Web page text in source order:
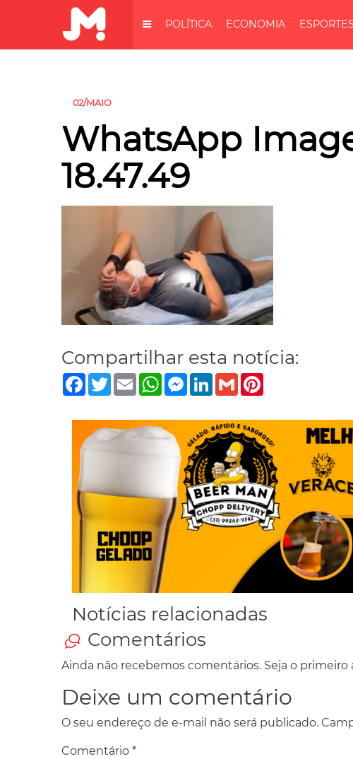
POLÍTICA ECONOMIA ESPORTES
02/MAIO
WhatsApp
18.47.49
Compartilhar esta notícia:
Facebook
TwitterEmailWhatsApp
Messenger
LinkedIn
Gmail
Notícias relacionadas
Comentários
Ainda não recebemos comentários. Seja o primeiro
Deixe um comentário
O seu endereço de e-mail não será publicado.
Comentário *